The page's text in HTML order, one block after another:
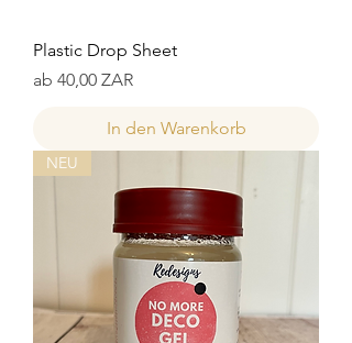
Plastic Drop Sheet
ab 40,00 ZAR
Sale-Preis
In den Warenkorb
NEU